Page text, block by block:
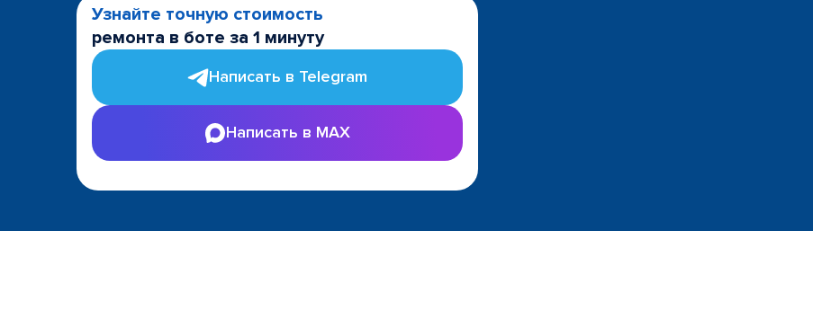
Узнайте точную стоимость
ремонта в боте за 1 минуту
Написать в Telegram
Написать в MAX